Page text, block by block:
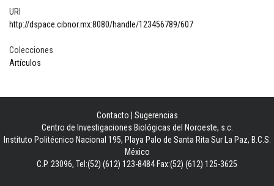
URI
http://dspace.cibnor.mx:8080/handle/123456789/607
Colecciones
Artículos
Contacto
Sugerencias
Centro de Investigaciones Biológicas del Noroeste, s.c.
Instituto Politécnico Nacional 195, Playa Palo de Santa Rita Sur La Paz, B.C.S.
México
C.P. 23096, Tel:(52) (612) 123-8484 Fax:(52) (612) 125-3625